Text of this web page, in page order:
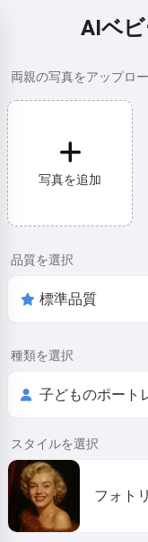
AIベ
両親の写真をアップロ
写真を追加
品質を選択
種類を選択
スタイルを選択
フォト